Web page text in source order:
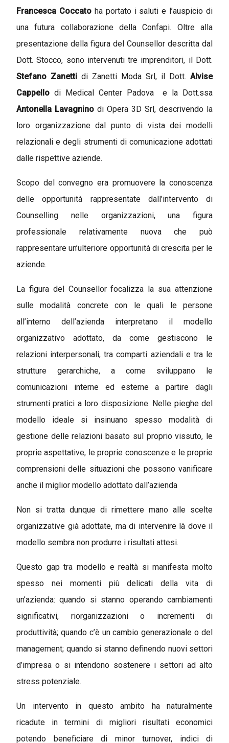
Francesca Coccatoha portato i saluti e l’auspicio di
una futura collaborazione della Confapi. Oltre alla
presentazione della figura del Counsellor descritta dal
Dott. Stocco, sono intervenuti tre imprenditori, il Dott.
Stefano Zanetti di Zanetti Moda Srl, il Dott. Alvise
Cappello di Medical Center Padova e la Dott.ssa
Antonella Lavagnino di Opera 3D Srl, descrivendo la
loro organizzazione dal punto di vista dei modelli
relazionali e degli strumenti di comunicazione adottati
dalle rispettive aziende.
Scopo del convegno era promuovere la conoscenza
delle opportunità rappresentate dall’intervento di
Counselling nelle organizzazioni, una figura
professionale relativamente nuova che può
rappresentare un’ulteriore opportunità di crescita per le
aziende.
La figura del Counsellor focalizza la sua attenzione
sulle modalità concrete con le quali le persone
all’interno dell’azienda interpretano il modello
organizzativo adottato, da come gestiscono le
relazioni interpersonali, tra comparti aziendali e tra le
strutture gerarchiche, a come sviluppano le
comunicazioni interne ed esterne a partire dagli
strumenti pratici a loro disposizione. Nelle pieghe del
modello ideale si insinuano spesso modalità di
gestione delle relazioni basato sul proprio vissuto, le
proprie aspettative, le proprie conoscenze e le proprie
comprensioni delle situazioni che possono vanificare
anche il miglior modello adottato dall’azienda
Non si tratta dunque di rimettere mano alle scelte
organizzative già adottate, ma di intervenire là dove il
modello sembra non produrre i risultati attesi.
Questo gap tra modello e realtà si manifesta molto
spesso nei momenti più delicati della vita di
un’azienda: quando si stanno operando cambiamenti
significativi, riorganizzazioni o incrementi di
produttività; quando c’è un cambio generazionale o del
management; quando si stanno definendo nuovi settori
d’impresa o si intendono sostenere i settori ad alto
stress potenziale.
Un intervento in questo ambito ha naturalmente
ricadute in termini di migliori risultati economici
potendo beneficiare di minor turnover, indici di